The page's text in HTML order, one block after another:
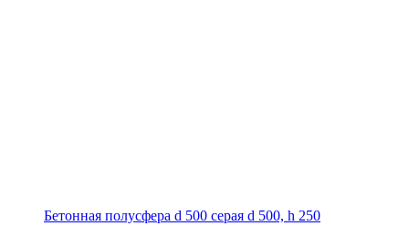
Бетонная полусфера d 500 серая d 500, h 250